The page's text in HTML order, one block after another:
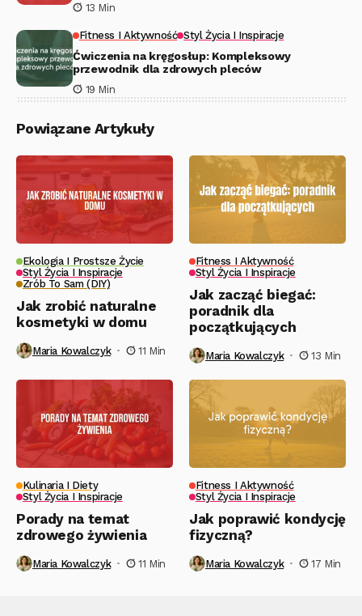
13 Min
Fitness I Aktywność Styl Życia I Inspiracje
Ćwiczenia na kręgosłup: Kompleksowy
przewodnik dla zdrowych pleców
19 Min
Powiązane Artykuły
Ekologia I Prostsze Życie
Styl Życia I Inspiracje
Zrób To Sam (DIY)
Jak zrobić naturalne
kosmetyki w domu
Maria Kowalczyk 11 Min
Fitness I Aktywność
Styl Życia I Inspiracje
Jak zacząć biegać:
poradnik dla
początkujących
Maria Kowalczyk 13 Min
Kulinaria I Diety
Styl Życia I Inspiracje
Porady na temat
zdrowego żywienia
Maria Kowalczyk 11 Min
Fitness I Aktywność
Styl Życia I Inspiracje
Jak poprawić kondycję
fizyczną?
Maria Kowalczyk 17 Min